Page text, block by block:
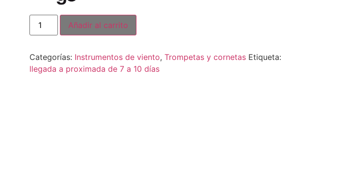
Añadir al carrito
Categorías: Instrumentos de viento, Trompetas y cornetas Etiqueta:
llegada a proximada de 7 a 10 días